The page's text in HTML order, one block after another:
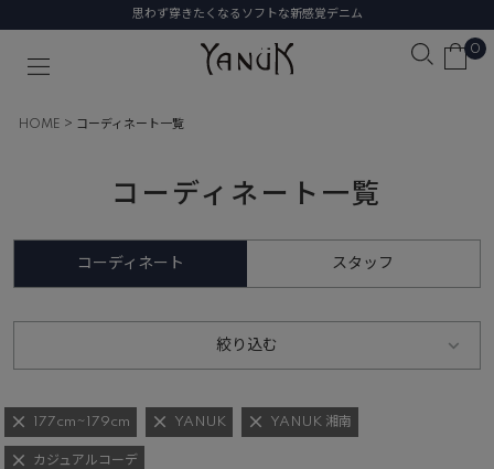
思わず穿きたくなるソフトな新感覚デニム
0
HOME コーディネート一覧
コーディネート一覧
コーディネート スタッフ
絞り込む
177cm~179cm YANUK YANUK 湘南
カジュアルコーデ